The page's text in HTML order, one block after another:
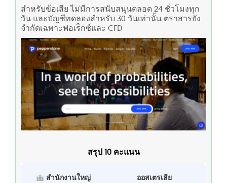
สำหรับข้อเสีย ไม่มีการสนับสนุนตลอด 24 ชั่วโมงทุก
วัน และบัญชีทดลองสำหรับ 30 วันเท่านั้น ตราสารยัง
จำกัดเฉพาะฟอเร็กซ์และ CFD
สรุป 10 คะแนน
สำนักงานใหญ่ ออสเตรเลีย